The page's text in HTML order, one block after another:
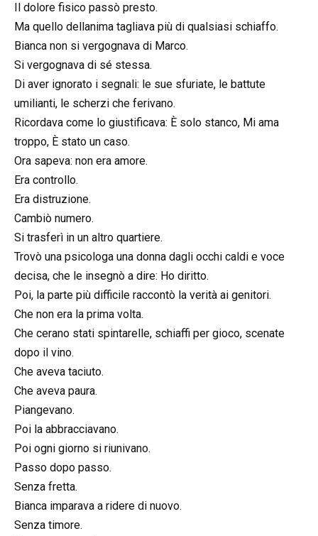
Il dolore fisico passò presto.
Ma quello dellanima tagliava più di qualsiasi schiaffo.
Bianca non si vergognava di Marco.
Si vergognava di sé stessa.
Di aver ignorato i segnali: le sue sfuriate, le battute
umilianti, le scherzi che ferivano.
Ricordava come lo giustificava: È solo stanco, Mi ama
troppo, È stato un caso.
Ora sapeva: non era amore.
Era controllo.
Era distruzione.
Cambiò numero.
Si trasferì in un altro quartiere.
Trovò una psicologa una donna dagli occhi caldi e voce
decisa, che le insegnò a dire: Ho diritto.
Poi, la parte più difficile raccontò la verità ai genitori.
Che non era la prima volta.
Che cerano stati spintarelle, schiaffi per gioco, scenate
dopo il vino.
Che aveva taciuto.
Che aveva paura.
Piangevano.
Poi la abbracciavano.
Poi ogni giorno si riunivano.
Passo dopo passo.
Senza fretta.
Bianca imparava a ridere di nuovo.
Senza timore.